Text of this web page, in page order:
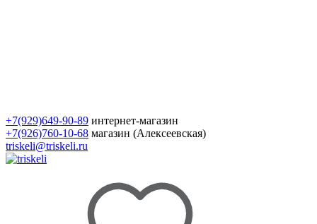
+7(929)649-90-89 интернет-магазин
+7(926)760-10-68 магазин (Алексеевская)
triskeli@triskeli.ru